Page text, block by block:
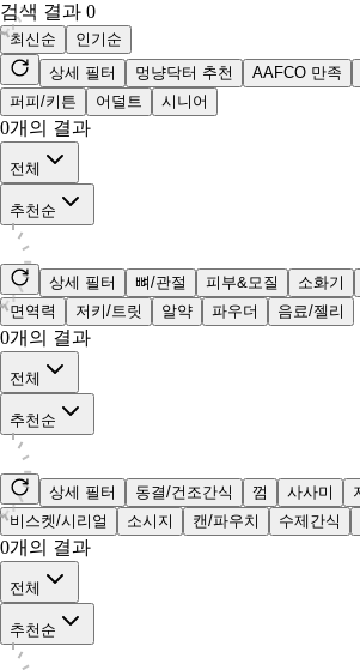
검색 결과 0
최신순
인기순
상세 필터
멍냥닥터 추천 AAFCO 만족
퍼피/키튼
어덜트 시니어
0개의 결과
전체
추천순
상세 필터 뼈/관절 피부&모질 소화기
면역력
저키/트릿 알약 파우더 음료/젤리
0개의 결과
전체
추천순
상세 필터 동결/건조간식 껌 사사미
비스켓/시리얼
소시지 캔/파우치 수제간식
0개의 결과
전체
추천순